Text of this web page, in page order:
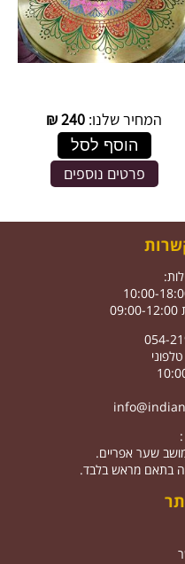
המחיר שלנו: 240
₪
הוסף לסל
פרטים נוספים
בתאם מראש בלבד.